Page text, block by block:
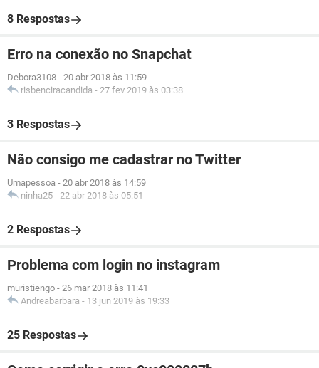
8 Respostas
Erro na conexão no Snapchat
Debora3108 - 20 abr 2018 às 11:59
risbenciracandida - 27 fev 2019 às 03:38
3 Respostas
Não consigo me cadastrar no Twitter
Umapessoa - 20 abr 2018 às 14:59
ninha25 - 22 abr 2018 às 05:51
2 Respostas
Problema com login no instagram
muristiengo - 26 mar 2018 às 11:41
Andreabarbara - 13 jun 2019 às 19:33
25 Respostas